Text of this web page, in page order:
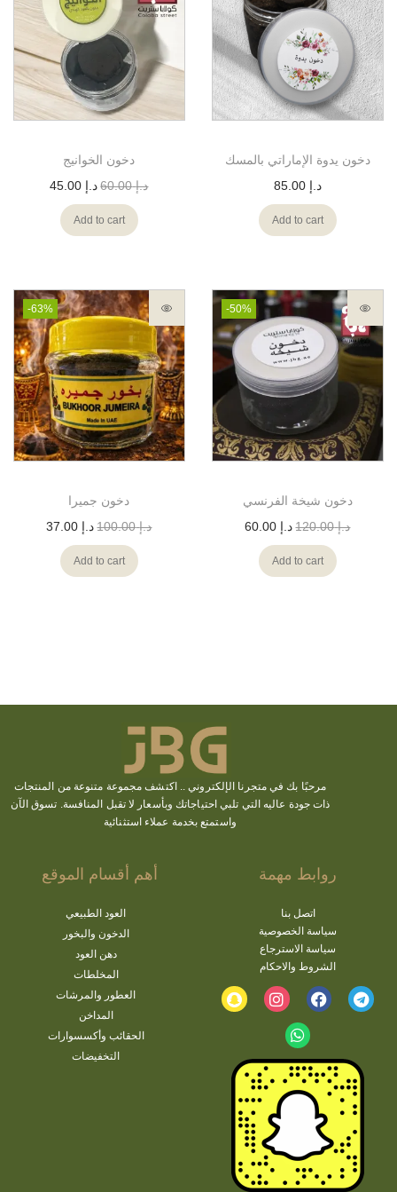
دخون الخوانيج
د.إ60.00 د.إ
Add to cart
دخون يدوة الإماراتي بالمسك
د.إ 85.00
Add to cart
-63%
دخون جميرا
د.إ100.00 د.إ
Add to cart
-50%
دخون شيخة الفرنسي
د.إ120.00 د.إ
Add to cart
مرحبًا بك في متجرنا الإلكتروني .. اكتشفمجموعة متنوعة من المنتجات
ذات جودة عاليه التي تلبي احتياجاتك وبأسعار لا تقبل المنافسة. تسوق الآن
واستمتع بخدمة عملاء استثنائية
أهم أقسام الموقع
العود الطبيعي
الدخون والبخور
دهن العود
المخلطات
العطور والمرشات
المداخن
الحقائب وأكسسوارات
التخفيضات
روابط مهمة
اتصل بنا
سياسة الخصوصية
سياسة الاسترجاع
الشروط والاحكام